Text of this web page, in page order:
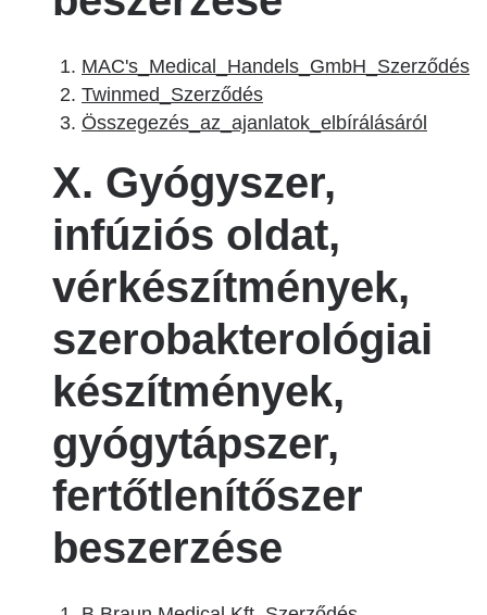
MAC's_Medical_Handels_GmbH_Szerződés
Twinmed_Szerződés
Összegezés_az_ajanlatok_elbírálásáról
X. Gyógyszer,
infúziós oldat,
vérkészítmények,
szerobakterológiai
készítmények,
gyógytápszer,
fertőtlenítőszer
beszerzése